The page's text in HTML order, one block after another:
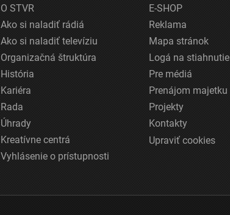
O STVR
Ako si naladiť rádiá
Ako si naladiť televíziu
Organizačná štruktúra
História
Kariéra
Rada
Úhrady
Kreatívne centrá
Vyhlásenie o prístupnosti
E-SHOP
Reklama
Mapa stránok
Logá na stiahnutie
Pre médiá
Prenájom majetku
Projekty
Kontakty
Upraviť cookies